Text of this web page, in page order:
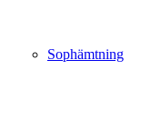
Sophämtning